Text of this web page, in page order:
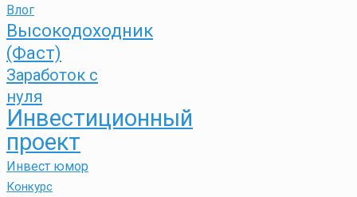
Влог
Высокодоходник
(Фаст)
Заработок с
нуля
Инвестиционный
проект
Инвест юмор
Конкурс